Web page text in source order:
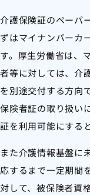
介護保険証のペーパ
ずはマイナンバーカ
す。厚生労働省は、
者等に対しては、介
を別途交付する方向
保険者証の取り扱い
証を利用可能にする
また介護情報基盤に
応するまで一定期間
対して、被保険者資